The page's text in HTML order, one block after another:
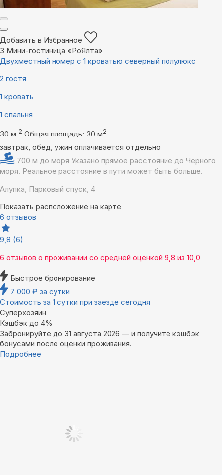
Добавить в Избранное
3 Мини-гостиница «РоЯлта»
Двухместный номер с 1 кроватью северный полулюкс
2 гостя
1 кровать
1 спальня
30 м 2 Общая площадь: 30 м2
завтрак, обед, ужин оплачивается отдельно
700 м до моря Указано прямое расстояние до Чёрного
моря. Реальное расстояние в пути может быть больше.
Алупка, Парковый спуск, 4
Показать расположение на карте
6 отзывов
9,8 (6)
6 отзывов о проживании со средней оценкой 9,8 из 10,0
Быстрое бронирование
7 000 ₽ за сутки
Стоимость за 1 сутки при заезде сегодня
Суперхозяин
Кэшбэк до 4%
Забронируйте до 31 августа 2026 — и получите кэшбэк
бонусами после оценки проживания.
Подробнее